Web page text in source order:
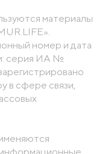
материалы
номер и дата
серия ИА №
в сфере связи,